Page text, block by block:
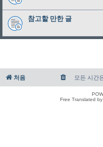
참고할 만한 글
처음 모든 시간
Free Translated